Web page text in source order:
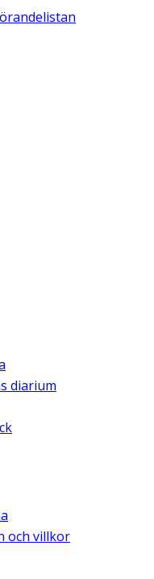
diarium
och villkor